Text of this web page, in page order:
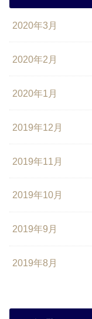
2020年3月
2020年2月
2020年1月
2019年12月
2019年11月
2019年10月
2019年9月
2019年8月